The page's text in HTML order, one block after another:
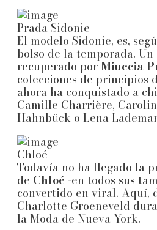
Prada Sidonie
El modelo Sidonie, es,
bolso de la temporada. Un
recuperado porMiuccia
colecciones de principios
ahora ha conquistado a
Camille Charrière,
Hahnbück o Lena
Chloé
Todavía no ha llegado la
de Chloé -en todos sus
convertido en viral. Aquí,
Charlotte Groeneveld
la Moda de Nueva York.